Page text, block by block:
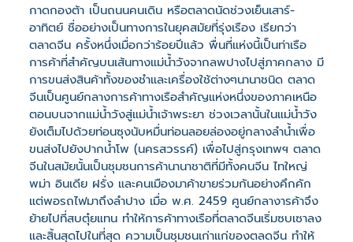
กาดกองต้า เป็นถนนคนเดิน หรือตลาดนัดช่วงเย็นเสาร์-
อาทิตย์ ชื่ออย่างเป็นทางการในยุคสมัยที่รุ่งเรือง เรียกว่า
ตลาดจีน ครั้งหนึ่งเมื่อกว่าร้อยปีแล้ว พื่นที่แห่งนี้เป็นท่าเรือ
การค้าที่สำคัญบนเส้นทางแม่น้ำวังจากลพปางไปสู่ภาคกลาง มี
การขนส่งสินค้าทั้งของชำและเครื่องใช้ต่างๆนานาชนิด ตลาด
จีนเป็นศูนย์กลางการค้าทางเรือสำคัญแห่งหนึ่งของภาคเหนือ
ตอนบนจากแม่น้ำวังสู่แม่น้ำเจ้าพระยา ช่วงเวลานั้นในแม่น้ำวัง
ยังเต็มไปด้วยท่อนซุงนับหมื่นท่อนลอยล่องอยู่กลางลำน้ำเพื่อ
ขนส่งไปยังปากน้ำโพ (นครสวรรค์) เพื่อไปสู่กรุงเทพฯ ตลาด
จีนในสมัยนั้นเป็นชุมชนการค้านานาชาติที่มีทั้งคนจีน ไทใหญ่
พม่า อินเดีย ฝรั่ง และคนเมืองมาค้าขายร่วมกันอย่างคึกคัก
แต่พอรถไฟมาถึงลำปาง เมื่อ พ.ศ. 2459 ศูนย์กลางารค้าจึง
ย้ายไปที่สบตุ๋ยแทน ทำให้การค้าทางเรือที่ตลาดจีนเริ่มซบเซาลง
และสิ้นสุดไปในที่สุด ความเป็นชุมชนเก่าแก่ของตลดจีน ทำให้